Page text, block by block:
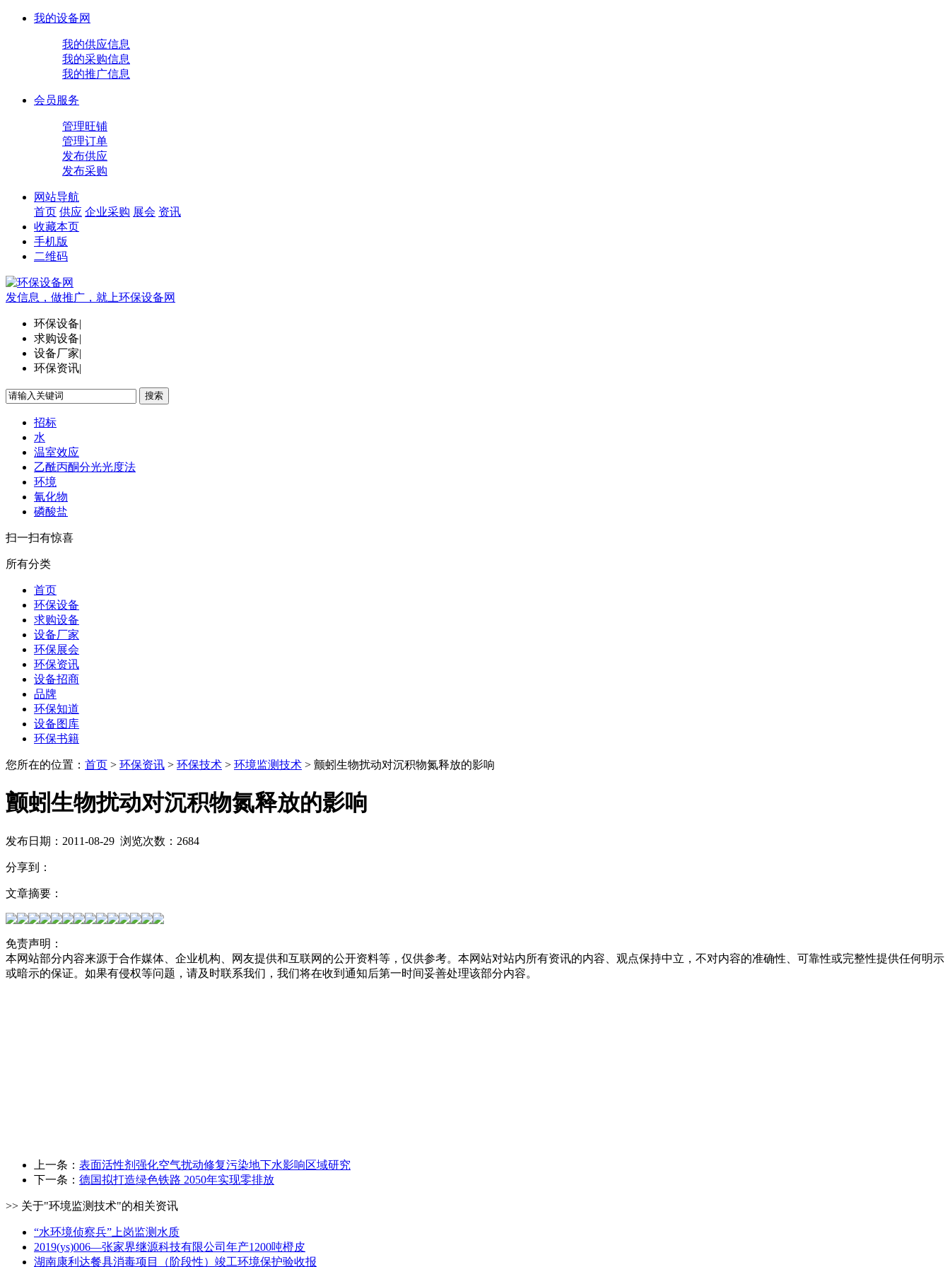
我的设备网
我的供应信息
我的采购信息
我的推广信息
会员服务
管理旺铺
管理订单
发布供应
发布采购
网站导航
首页 供应 企业采购 展会 资讯
收藏本页
手机版
二维码
发信息，做推广，就上环保设备网
环保设备|
求购设备|
设备厂家|
环保资讯|
搜索
招标
水
温室效应
乙酰丙酮分光光度法
环境
氰化物
磷酸盐
扫一扫有惊喜
所有分类
首页
环保设备
求购设备
设备厂家
环保展会
环保资讯
设备招商
品牌
环保知道
设备图库
环保书籍
您所在的位置： 首页 > 环保资讯 > 环保技术 > 环境监测技术 > 颤蚓生物扰动对沉积物氮释放的影响
颤蚓生物扰动对沉积物氮释放的影响
发布日期： 2011-08-29 浏览次数： 2684
分享到：
文章摘要：
免责声明：
本网站部分内容来源于合作媒体、企业机构、网友提供和互联网的公开资料等，仅供参考。本网站对站内所有资讯的内容、观点保持中立，不对内容的准确性、可靠性或完整性提供任何明示
或暗示的保证。如果有侵权等问题，请及时联系我们，我们将在收到通知后第一时间妥善处理该部分内容。
上一条： 表面活性剂强化空气扰动修复污染地下水影响区域研究
下一条： 德国拟打造绿色铁路 2050年实现零排放
>> 关于"环境监测技术"的相关资讯
“水环境侦察兵”上岗监测水质
2019(ys)006—张家界继源科技有限公司年产1200吨橙皮
湖南康利达餐具消毒项目（阶段性）竣工环境保护验收报